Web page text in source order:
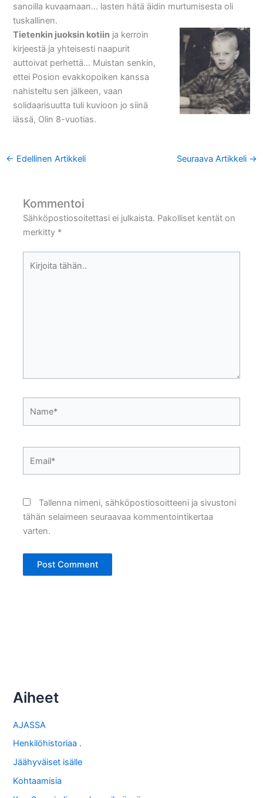
sanoilla kuvaamaan… lasten hätä äidin murtumisesta oli
tuskallinen.
Tietenkin juoksin kotiin ja kerroin
kirjeestä ja yhteisesti naapurit
auttoivat perhettä… Muistan senkin,
ettei Posion evakkopoiken kanssa
nahisteltu sen jälkeen, vaan
solidaarisuutta tuli kuvioon jo siinä
iässä, Olin 8-vuotias.
← Edellinen Artikkeli Seuraava Artikkeli →
Kommentoi
Sähköpostiosoitettasi ei julkaista. Pakolliset kentät on
merkitty *
tähän..
Tallenna nimeni, sähköpostiosoitteeni ja sivustoni
tähän selaimeen seuraavaa kommentointikertaa
varten.
Aiheet
AJASSA
Henkilöhistoriaa .
Jäähyväiset isälle
Kohtaamisia